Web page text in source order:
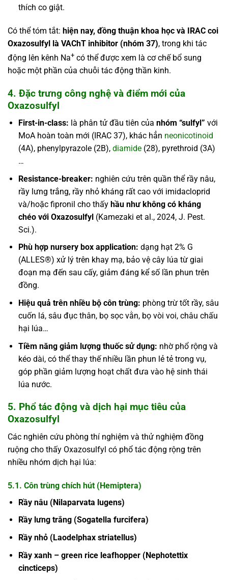
thích co giật.
Có thể tóm tắt: hiện nay, đồng thuận khoa học và IRAC coi
Oxazosulfyl là VAChT inhibitor (nhóm 37), trong khi tác
động lên kênh Na+ có thể được xem là cơ chế bổ sung
hoặc một phần của chuỗi tác động thần kinh.
4. Đặc trưng công nghệ và điểm mới của
Oxazosulfyl
First-in-class: là phân tử đầu tiên của nhóm “sulfyl” với
MoA hoàn toàn mới (IRAC 37), khác hẳn neonicotinoid
(4A), phenylpyrazole (2B), diamide(28), pyrethroid (3A)
…
Resistance-breaker: nghiên cứu trên quần thể rầy nâu,
rầy lưng trắng, rầy nhỏ kháng rất cao với imidacloprid
và/hoặc fipronil cho thấy hầu như không có kháng
chéo với Oxazosulfyl(Kamezaki et al., 2024, J. Pest.
Sci.).
Phù hợp nursery box application: dạng hạt 2% G
(ALLES®) xử lý trên khay mạ, bảo vệ cây lúa từ giai
đoạn mạ đến sau cấy, giảm đáng kể số lần phun trên
đồng.
Hiệu quả trên nhiều bộ côn trùng: phòng trừ tốt rầy, sâu
cuốn lá, sâu đục thân, bọ sọc vằn, bọ vòi voi, châu chấu
hại lúa…
Tiềm năng giảm lượng thuốc sử dụng: nhờ phổ rộng và
kéo dài, có thể thay thế nhiều lần phun lẻ tẻ trong vụ,
góp phần giảm lượng hoạt chất đưa vào hệ sinh thái
lúa nước.
5. Phổ tác động và dịch hại mục tiêu của
Oxazosulfyl
Các nghiên cứu phòng thí nghiệm và thử nghiệm đồng
ruộng cho thấy Oxazosulfyl có phổ tác động rộng trên
nhiều nhóm dịch hại lúa:
5.1. Côn trùng chích hút (Hemiptera)
Rầy nâu (Nilaparvata lugens)
Rầy lưng trắng (Sogatella furcifera)
Rầy nhỏ (Laodelphax striatellus)
Rầy xanh – green rice leafhopper (Nephotettix
cincticeps)